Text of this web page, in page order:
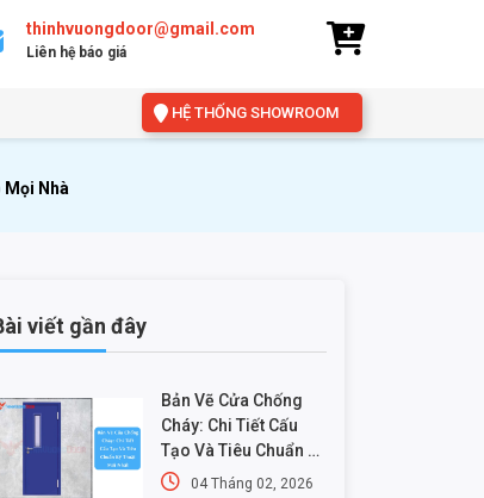
thinhvuongdoor@gmail.com
Liên hệ báo giá
HỆ THỐNG SHOWROOM
Mọi Nhà
viết gần đây
Bản Vẽ Cửa Chống
Cháy: Chi Tiết Cấu
Tạo Và Tiêu Chuẩn Kỹ
Thuật Mới Nhất
04 Tháng 02, 2026